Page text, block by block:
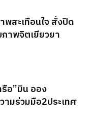
สะเทือนใจ สั่งปิด
าพจิตเยียวยา
อ”มิน ออง
มร่วมมือ2ประเทศ